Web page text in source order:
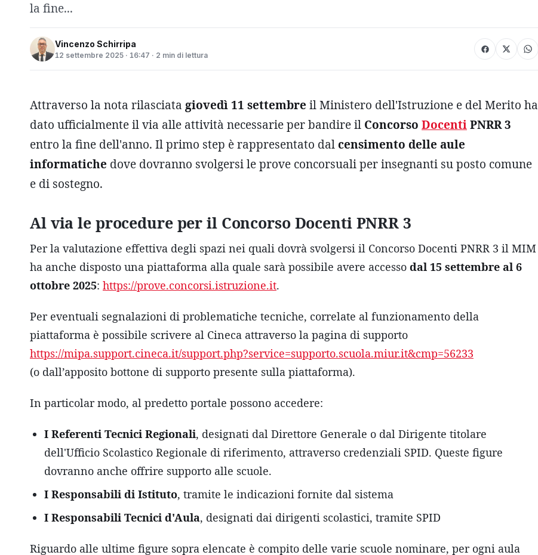
la fine...
Vincenzo Schirripa
12 settembre 2025 · 16:47 · 2 min di lettura
Attraverso la nota rilasciata giovedì 11 settembre il Ministero dell'Istruzione e del Merito ha
dato ufficialmente il via alle attività necessarie per bandire il Concorso DocentiPNRR 3
entro la fine dell'anno. Il primo step è rappresentato dal censimento delle aule
informatiche dove dovranno svolgersi le prove concorsuali per insegnanti su posto comune
e di sostegno.
Al via le procedure per il Concorso Docenti PNRR 3
Per la valutazione effettiva degli spazi nei quali dovrà svolgersi il Concorso Docenti PNRR 3 il MIM
ha anche disposto una piattaforma alla quale sarà possibile avere accesso dal 15 settembre al 6
ottobre 2025: https://prove.concorsi.istruzione.it.
Per eventuali segnalazioni di problematiche tecniche, correlate al funzionamento della
piattaforma è possibile scrivere al Cineca attraverso la pagina di supporto
https://mipa.support.cineca.it/support.php?service=supporto.scuola.miur.it&cmp=56233
(o dall’apposito bottone di supporto presente sulla piattaforma).
In particolar modo, al predetto portale possono accedere:
I Referenti Tecnici Regionali, designati dal Direttore Generale o dal Dirigente titolare
dell'Ufficio Scolastico Regionale di riferimento, attraverso credenziali SPID. Queste figure
dovranno anche offrire supporto alle scuole.
I Responsabili di Istituto, tramite le indicazioni fornite dal sistema
I Responsabili Tecnici d'Aula, designati dai dirigenti scolastici, tramite SPID
Riguardo alle ultime figure sopra elencate è compito delle varie scuole nominare, per ogni aula